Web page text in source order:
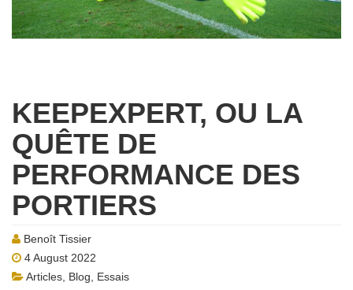
KEEPEXPERT, OU LA
QUÊTE DE
PERFORMANCE DES
PORTIERS
Benoît Tissier
4 August 2022
Articles Blog
Essais